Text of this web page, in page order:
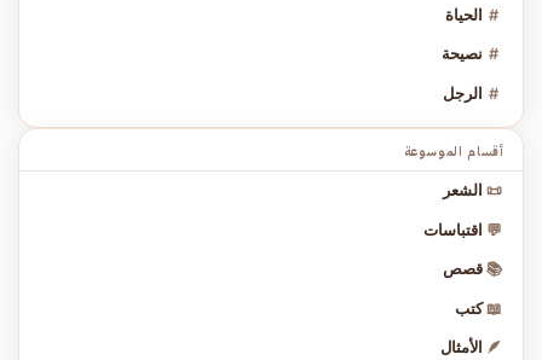
# الحياة
# نصيحة
# الرجل
أقسام الموسوعة
📜 الشعر
💬 اقتباسات
📚 قصص
📖 كتب
🪶 الأمثال